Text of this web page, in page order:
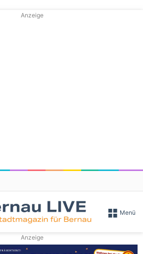
Anzeige
Menü
Anzeige